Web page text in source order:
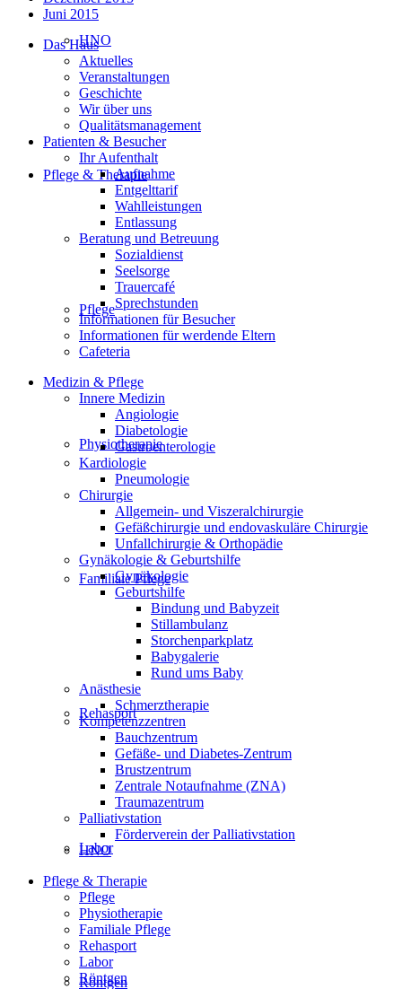
HNO
Pflege & Therapie
Pflege
Physiotherapie
Familiale Pflege
Rehasport
Labor
Röntgen
Juni 2015
Das Haus
Aktuelles
Veranstaltungen
Geschichte
Wir über uns
Qualitätsmanagement
Patienten & Besucher
Ihr Aufenthalt
Aufnahme
Entgelttarif
Wahlleistungen
Entlassung
Beratung und Betreuung
Sozialdienst
Seelsorge
Trauercafé
Sprechstunden
Informationen für Besucher
Informationen für werdende Eltern
Cafeteria
Medizin & Pflege
Innere Medizin
Angiologie
Diabetologie
Gastroenterologie
Kardiologie
Pneumologie
Chirurgie
Allgemein- und Viszeralchirurgie
Gefäßchirurgie und endovaskuläre Chirurgie
Unfallchirurgie & Orthopädie
Gynäkologie & Geburtshilfe
Gynäkologie
Geburtshilfe
Bindung und Babyzeit
Stillambulanz
Storchenparkplatz
Babygalerie
Rund ums Baby
Anästhesie
Schmerztherapie
Kompetenzzentren
Bauchzentrum
Gefäße- und Diabetes-Zentrum
Brustzentrum
Zentrale Notaufnahme (ZNA)
Traumazentrum
Palliativstation
Förderverein der Palliativstation
HNO
Pflege & Therapie
Pflege
Physiotherapie
Familiale Pflege
Rehasport
Labor
Röntgen